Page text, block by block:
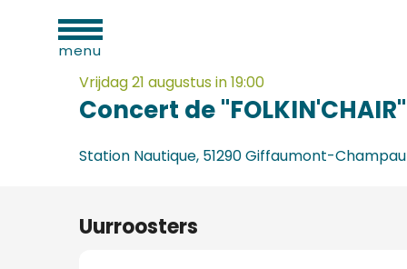
contenumenu
Home
Vrijdag 21 augustus in 19:00
Concert de "FOLKIN'CHAIR"
Station Nautique, 51290 Giffaumont-
Uurroosters